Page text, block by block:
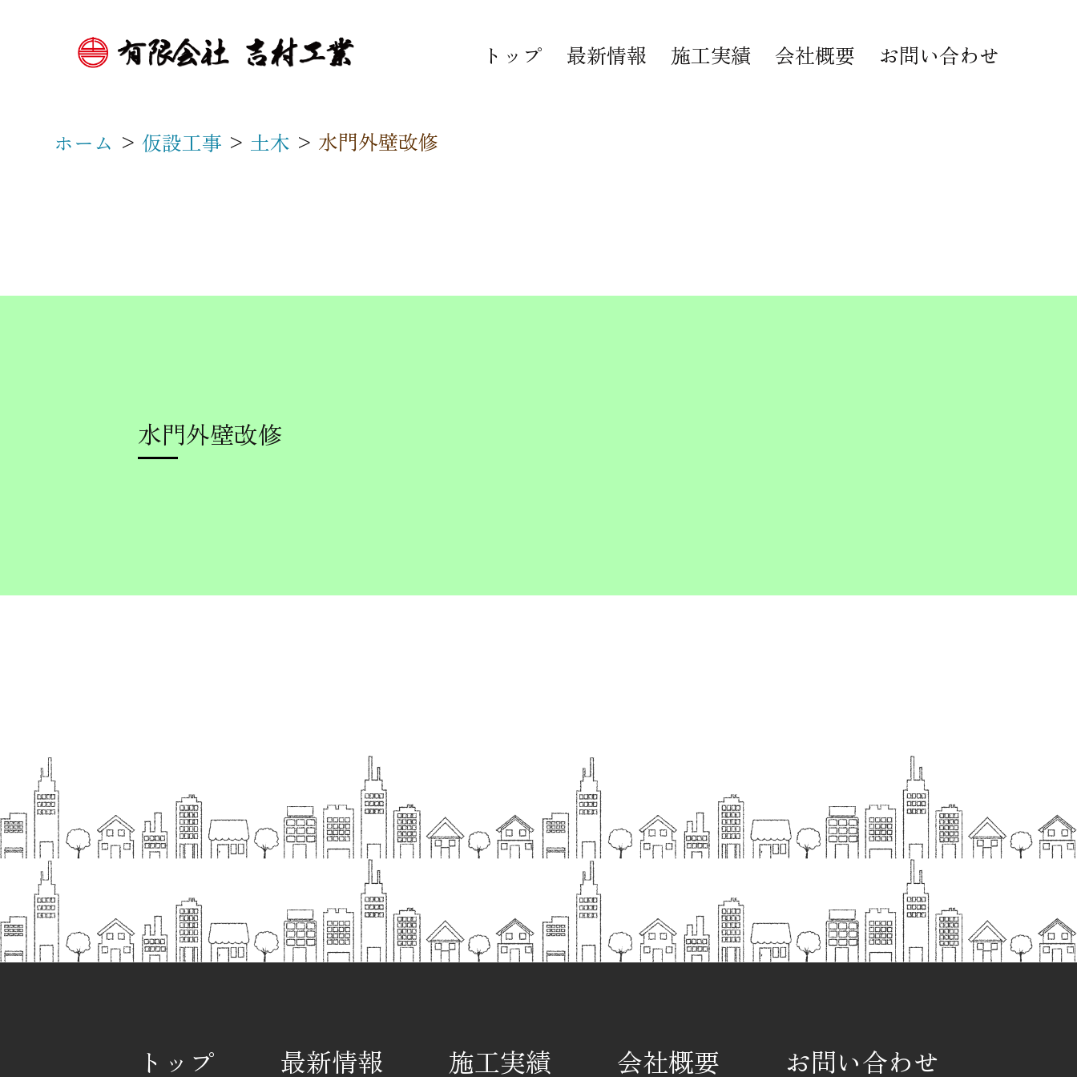
トップ 最新情報 施工実績 会社概要 お問い合わせ
ホーム > 仮設工事 > 土木 > 水門外壁改修
水門外壁改修
トップ 最新情報 施工実績 会社概要 お問い合わせ